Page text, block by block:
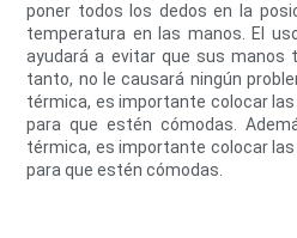
poner todos los dedos en la
temperatura en las manos. El
ayudará a evitar que sus manos
tanto, no le causará ningún
térmica, es importante colocar
para que estén cómodas.
térmica, es importante colocar
para que estén cómodas.